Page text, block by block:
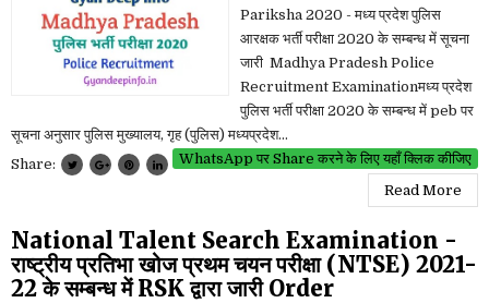
Pariksha 2020 - मध्य प्रदेश पुलिस
आरक्षक भर्ती परीक्षा 2020 के सम्बन्ध में सूचना
जारी Madhya Pradesh Police
Recruitment Examinationमध्य प्रदेश
पुलिस भर्ती परीक्षा 2020 के सम्बन्ध में peb पर
सूचना अनुसार पुलिस मुख्यालय, गृह (पुलिस) मध्यप्रदेश...
WhatsApp पर Share करने के लिए यहाँ क्लिक कीजिए
Share:
Read More
National Talent Search Examination -
राष्ट्रीय प्रतिभा खोज प्रथम चयन परीक्षा (NTSE) 2021-
22 के सम्बन्ध में RSK द्वारा जारी Order